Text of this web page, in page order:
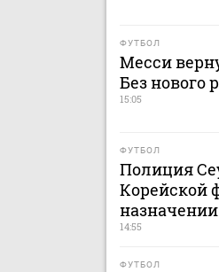
ФУТБОЛ
Месси
Без нового
15:05
ФУТБОЛ
Полиция
Корейской
14:55
ФУТБОЛ